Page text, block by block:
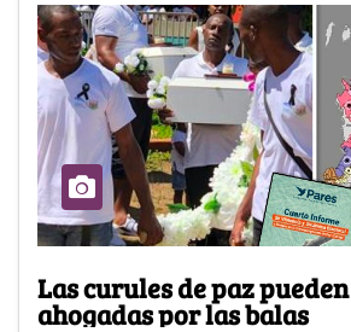
Las curules de paz
ahogadas por las balas